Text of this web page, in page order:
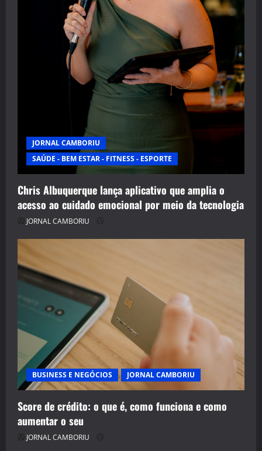
JORNAL CAMBORIU
SAÚDE - BEM ESTAR - FITNESS - ESPORTE
Chris Albuquerque lança aplicativo que amplia o
acesso ao cuidado emocional por meio da tecnologia
JORNAL CAMBORIU
BUSINESS E NEGÓCIOS JORNAL CAMBORIU
Score de crédito: o que é, como funciona e como
aumentar o seu
JORNAL CAMBORIU